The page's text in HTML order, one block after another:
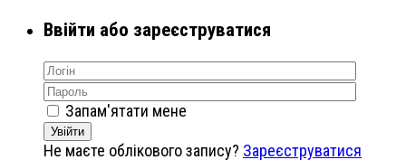
Ввійти або зареєструватися
Запам'ятати мене
Увійти
Не маєте облікового запису? Зареєструватися